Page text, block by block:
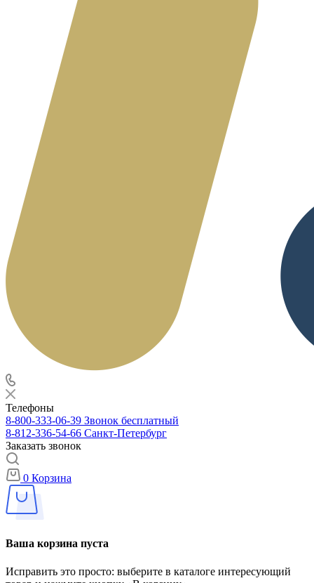
Телефоны
8-800-333-06-39 Звонок бесплатный
8-812-336-54-66 Санкт-Петербург
Заказать звонок
0 Корзина
Ваша корзина пуста
Исправить это просто: выберите в каталоге интересующий